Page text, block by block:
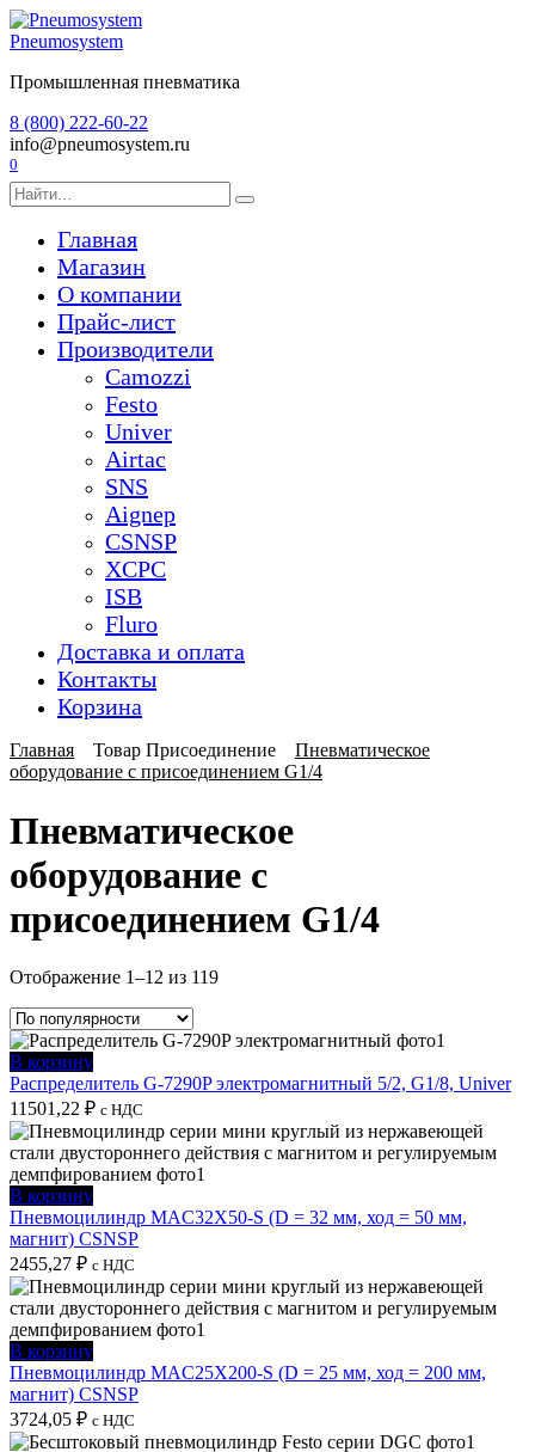
Перейти
к
Pneumosystem
Промышленная пневматика
8 (800) 222-60-22
info@pneumosystem.ru
0
Search
for:
Главная
Магазин
О компании
Прайс-лист
Производители
Camozzi
Festo
Univer
Airtac
SNS
Aignep
CSNSP
XCPC
ISB
Fluro
Доставка и оплата
Контакты
Корзина
Главная Товар Присоединение
Пневматическое
оборудование с присоединением G1/4
Пневматическое
оборудование с
присоединением G1/4
Отображение 1–12 из 119Сортировка:
В корзину
Распределитель G-7290P электромагнитный 5/2, G1/8, Univer
11501,22 ₽ с НДС
В корзину
Пневмоцилиндр MAC32X50-S (D = 32 мм, ход = 50 мм,
магнит) CSNSP
2455,27 ₽ с НДС
В корзину
Пневмоцилиндр MAC25X200-S (D = 25 мм, ход = 200 мм,
магнит) CSNSP
3724,05 ₽ с НДС